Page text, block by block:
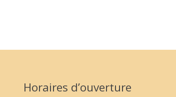
Horaires d’ouverture